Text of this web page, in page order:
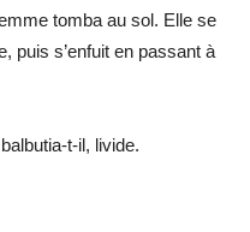
tomba au sol. Elle se
puis s’enfuit en passant à
t-il, livide.